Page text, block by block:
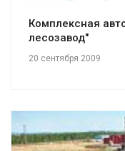
Комплексная
лесозавод"
20 сентября 2009